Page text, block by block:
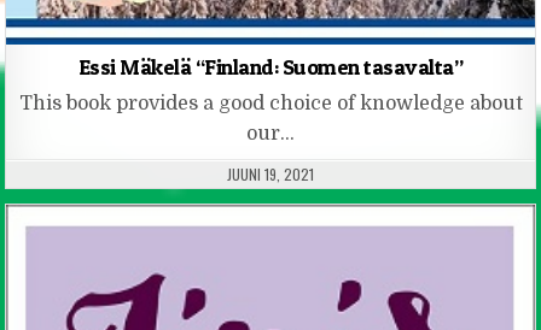
Essi Mäkelä “Finland: Suomen tasavalta”
This book provides a good choice of knowledge about
our…
PUBLISHED DATE:
JUUNI 19, 2021